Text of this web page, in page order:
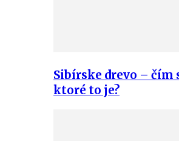
Sibírske drevo – čím
ktoré to je?